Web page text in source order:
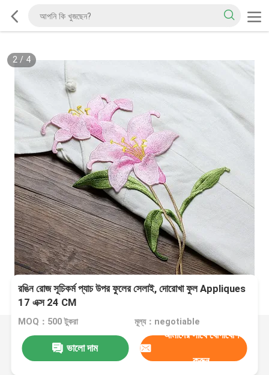
2/ 4
রঙিন রোজ সূচিকর্ম প্যাচ উপর ফুলের সেলাই, দোরোখা ফুল Appliques
17 এক্স 24 CM
MOQ：500 টুকরা মূল্য：negotiable
ভালো দাম
আমাদের সাথে যোগাযোগ
করুন